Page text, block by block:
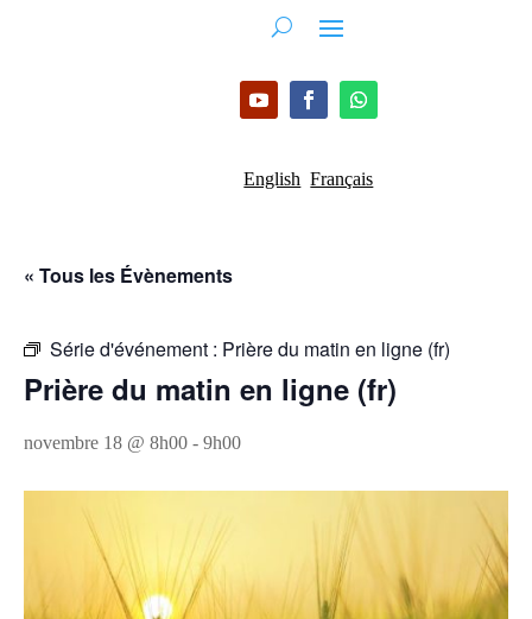
English Français
« Tous les Évènements
Série d'événement : Prière du matin en ligne (fr)
Prière du matin en ligne (fr)
novembre 18 @ 8h00 - 9h00